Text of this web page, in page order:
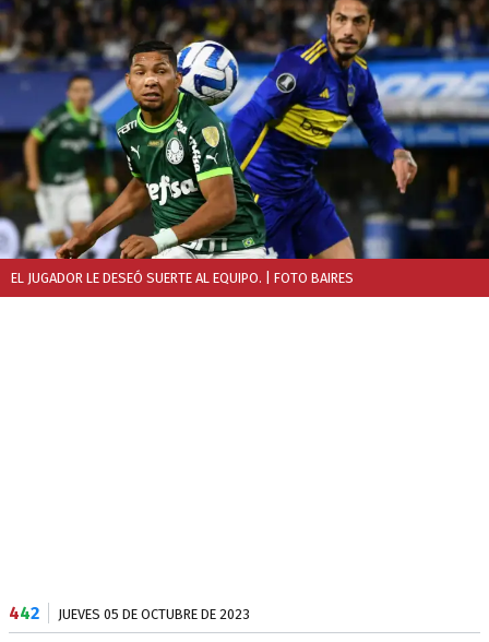
EL JUGADOR LE DESEÓ SUERTE AL EQUIPO. | FOTO BAIRES
442 JUEVES 05 DE OCTUBRE DE 2023